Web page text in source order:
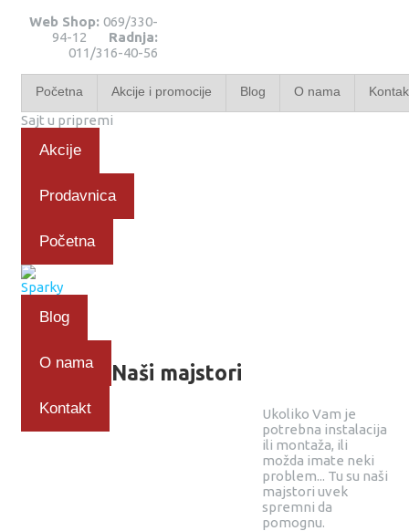
Web Shop: 069/330-
94-12 Radnja:
011/316-40-56
Početna Akcije i promocije Blog O nama
Sajt u pripremi
Akcije
Prodavnica
Početna
Blog
O nama
Kontakt
Naši majstori
Ukoliko Vam je
potrebna instalacija
ili montaža, ili
možda imate neki
problem... Tu su naši
majstori uvek
spremni da
pomognu.